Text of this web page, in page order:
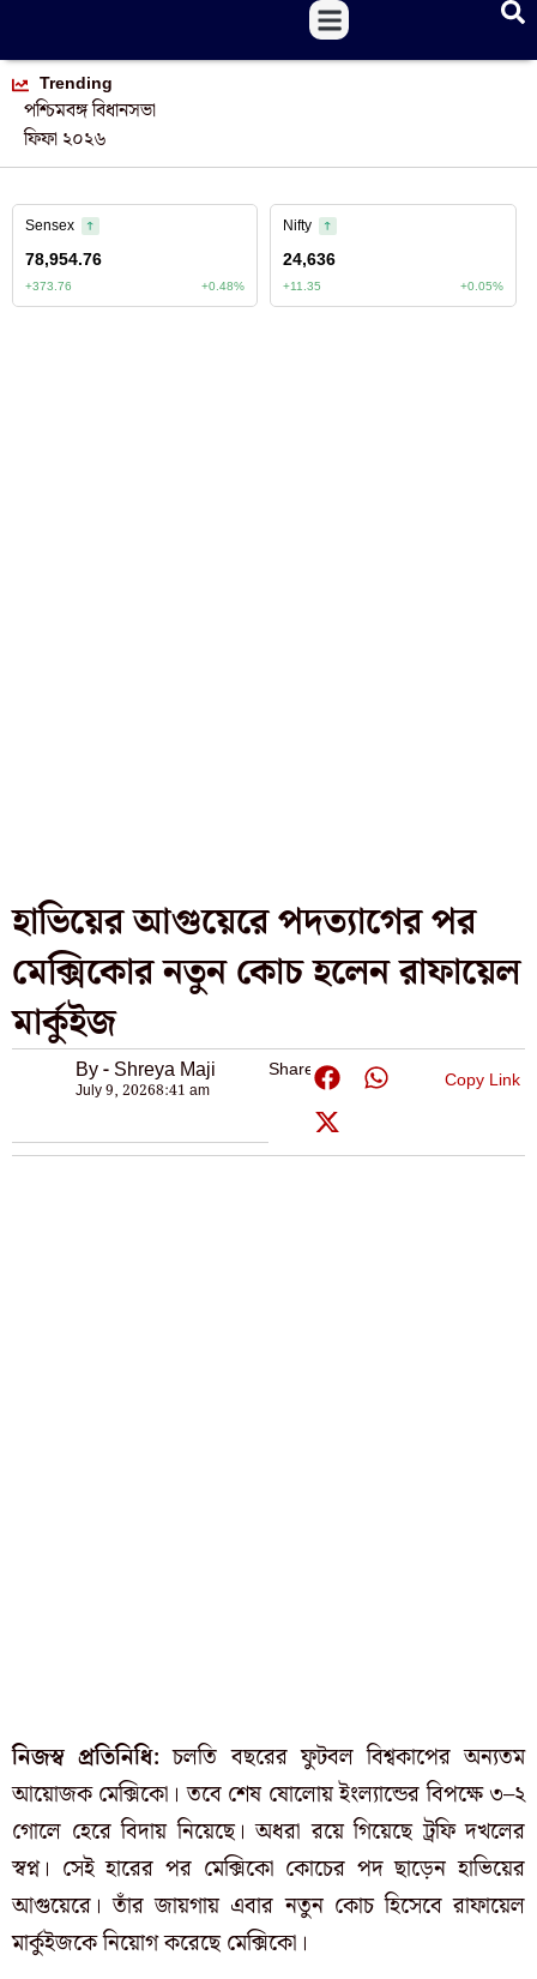
Trending
পশ্চিমবঙ্গ বিধানসভা
ফিফা ২০২৬
হাভিয়ের আগুয়েরে পদত্যাগের পর
মেক্সিকোর নতুন কোচ হলেন রাফায়েল
মার্কুইজ
By - Shreya Maji
July 9, 20268:41 am
Share: Copy Link
নিজস্ব প্রতিনিধি: চলতি বছরের ফুটবল বিশ্বকাপের অন্যতম
আয়োজক মেক্সিকো। তবে শেষ ষোলোয় ইংল্যান্ডের বিপক্ষে ৩–২
গোলে হেরে বিদায় নিয়েছে। অধরা রয়ে গিয়েছে ট্রফি দখলের
স্বপ্ন। সেই হারের পর মেক্সিকো কোচের পদ ছাড়েন হাভিয়ের
আগুয়েরে। তাঁর জায়গায় এবার নতুন কোচ হিসেবে রাফায়েল
মার্কুইজকে নিয়োগ করেছে মেক্সিকো।